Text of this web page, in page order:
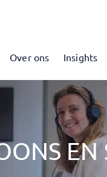
Over ons Insights
EN